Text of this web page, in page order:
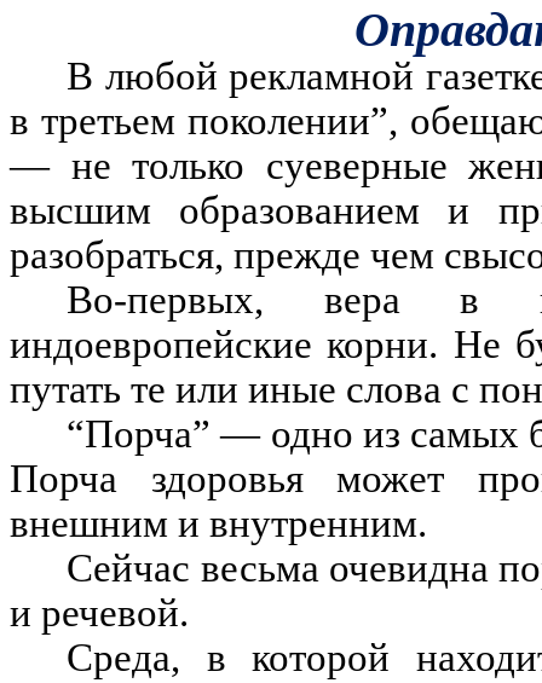
В любой рекламной
в третьем поколении”,
— не только суеверные
высшим образованием и
разобраться, прежде чем
Во-первых, вера в
индоевропейские корни. Не
путать те или иные слова с
“Порча” — одно из самых
Порча здоровья может
внешним и внутренним.
Сейчас весьма очевидна
и речевой.
Среда, в которой